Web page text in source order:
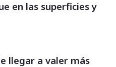
en las superficies y
llegar a valer más